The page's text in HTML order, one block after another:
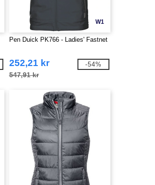
W1
Pen Duick PK766 - Ladies' Fastnet
252,21 kr
547,91 kr
-54%